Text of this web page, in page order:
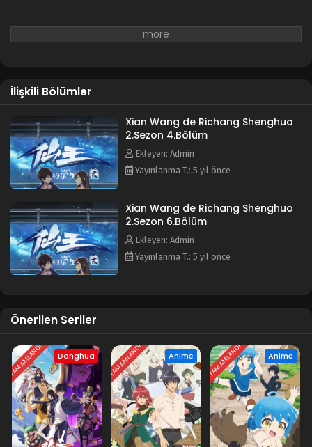
İlişkili Bölümler
Xian Wang de Richang Shenghuo
2.Sezon 4.Bölüm
Ekleyen: Admin
Yayınlanma T.: 5 yıl önce
Xian Wang de Richang Shenghuo
2.Sezon 6.Bölüm
Ekleyen: Admin
Yayınlanma T.: 5 yıl önce
Önerilen Seriler
TAMAMLANDI Donghua TAMAMLANDI Anime TAMAMLANDI Anime